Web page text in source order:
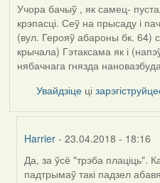
Учора бачыў , як самец-
крэпасці. Сеў на прысаду і
(вул. Герояў абароны бк. 64)
крычала) Гэтаксама як і
нябачнага гнязда
Увайдзіце ці
Harrier - 23.04.2018 - 18:16
In
Да, за ўсё "трэба плаціць".
падтрымаў такі падзел